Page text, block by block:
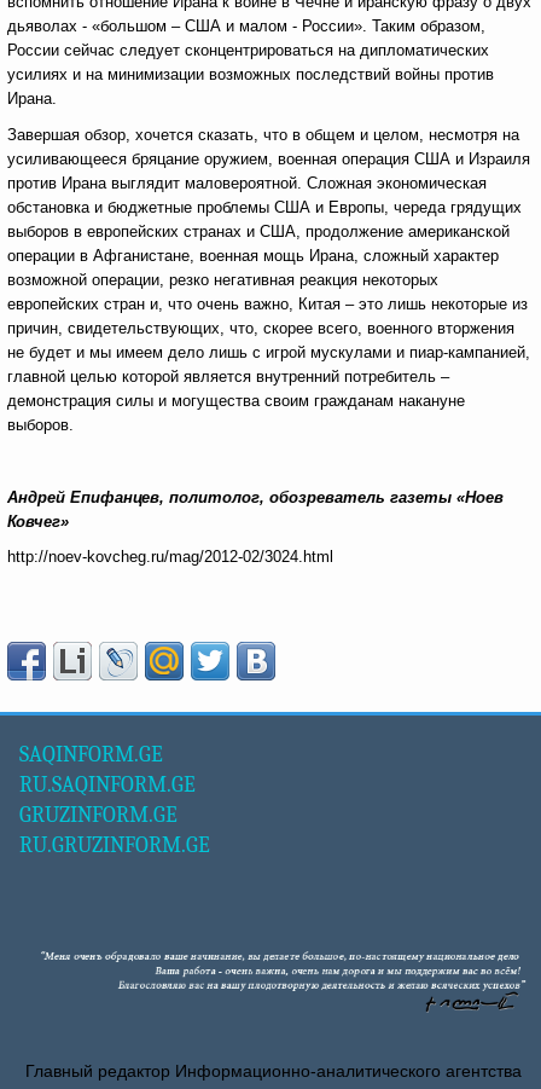
дьяволах - «большом – США и малом - России». Таким образом,
России сейчас следует сконцентрироваться на дипломатических
усилиях и на минимизации возможных последствий войны против
Ирана.
Завершая обзор, хочется сказать, что в общем и целом, несмотря на
усиливающееся бряцание оружием, военная операция США и Израиля
против Ирана выглядит маловероятной. Сложная экономическая
обстановка и бюджетные проблемы США и Европы, череда грядущих
выборов в европейских странах и США, продолжение американской
операции в Афганистане, военная мощь Ирана, сложный характер
возможной операции, резко негативная реакция некоторых
европейских стран и, что очень важно, Китая – это лишь некоторые из
причин, свидетельствующих, что, скорее всего, военного вторжения
не будет и мы имеем дело лишь с игрой мускулами и пиар-кампанией,
главной целью которой является внутренний потребитель –
демонстрация силы и могущества своим гражданам накануне
выборов.
Андрей Епифанцев, политолог, обозреватель газеты «Ноев
Ковчег»
http://noev-kovcheg.ru/mag/2012-02/3024.html
SAQINFORM.GE
RU.SAQINFORM.GE
GRUZINFORM.GE
RU.GRUZINFORM.GE
Главный редактор Информационно-аналитического агентства